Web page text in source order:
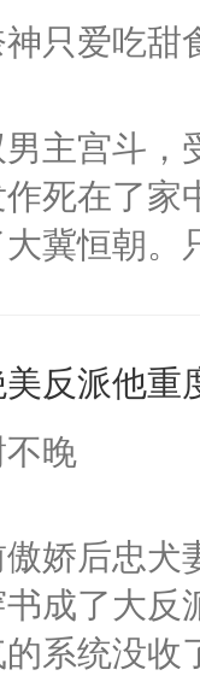
他们决定
花可不止有
袋，看着
问题一：
科书版：“
的微笑：“
看着面前
突然醒悟
还没亮，
：“陛下，
了！”“那
神只爱吃甜
男主宫斗，
作死在了家
大冀恒朝。
人暗害，
主神知晓
，一个从未
三种性别。
与男子相同
一颗红色
反派他重
晚
娇后忠犬
书成了大反
系统没收